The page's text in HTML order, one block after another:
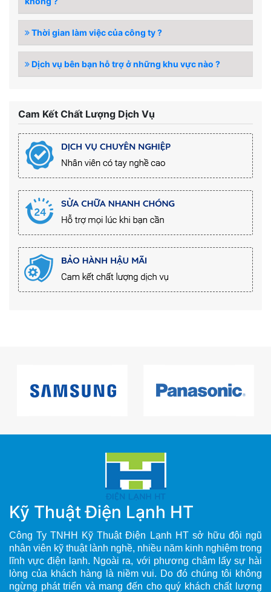
Thời gian làm việc của công ty ?
Dịch vụ bên bạn hỗ trợ ở những khu vực nào ?
Cam Kết Chất Lượng Dịch Vụ
Kỹ Thuật Điện Lạnh HT
Công Ty TNHH Kỹ Thuật Điện Lạnh HT sở hữu đội ngũ
nhân viên kỹ thuật lành nghề, nhiều năm kinh nghiệm trong
lĩnh vực điện lạnh. Ngoài ra, với phương châm lấy sự hài
lòng của khách hàng là niềm vui. Do đó chúng tôi không
ngừng phát triển và mang đến cho quý khách chất lượng